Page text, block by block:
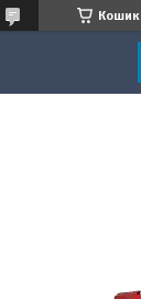
Кошик